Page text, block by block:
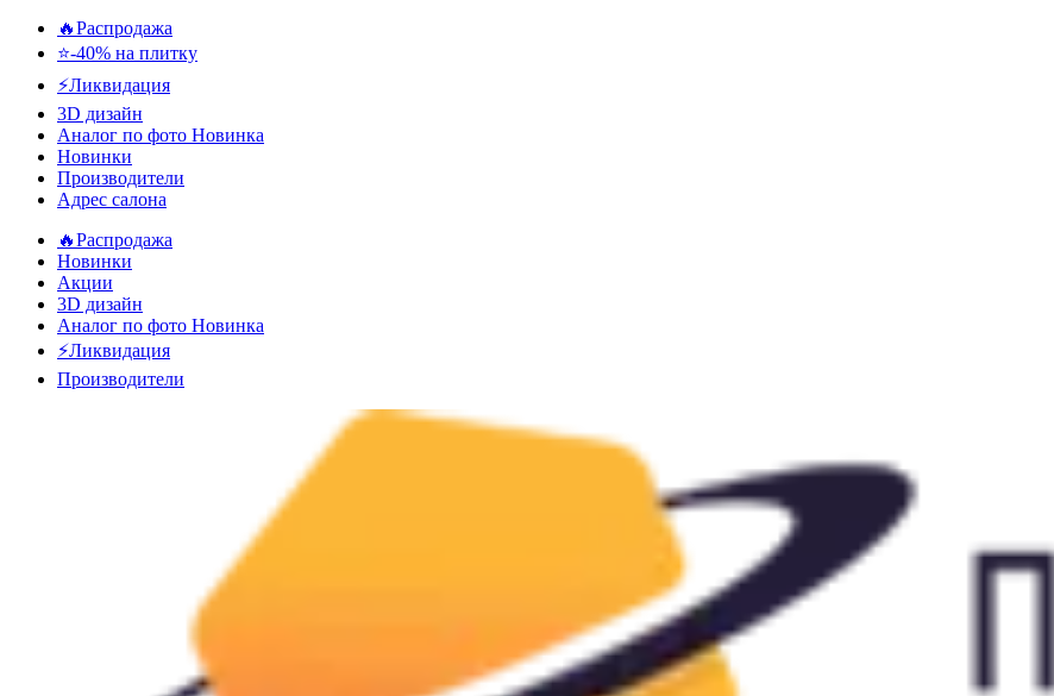
🔥Распродажа
⭐-40% на плитку
⚡️Ликвидация
3D дизайн
Аналог по фото Новинка
Новинки
Производители
Адрес салона
🔥Распродажа
Новинки
Акции
3D дизайн
Аналог по фото Новинка
⚡Ликвидация
Производители